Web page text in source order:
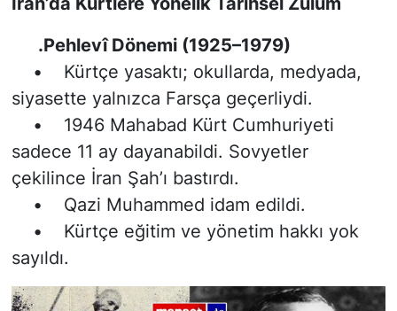
.Pehlevî Dönemi (1925–1979)
• Kürtçe yasaktı; okullarda, medyada,
siyasette yalnızca Farsça geçerliydi.
• 1946 Mahabad Kürt Cumhuriyeti
sadece 11 ay dayanabildi. Sovyetler
çekilince İran Şah’ı bastırdı.
• Qazi Muhammed idam edildi.
• Kürtçe eğitim ve yönetim hakkı yok
sayıldı.